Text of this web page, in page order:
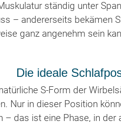
ständig unter
– andererseits bekämen
ganz angenehm sein
Die ideale
S-Form der
Nur in dieser Position
– das ist eine Phase, in